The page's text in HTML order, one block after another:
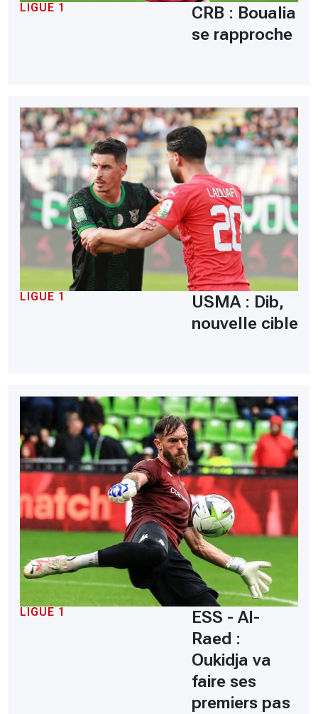
LIGUE 1
CRB : Boualia
se rapproche
LIGUE 1
USMA : Dib,
nouvelle cible
LIGUE 1
ESS - Al-
Raed :
Oukidja va
faire ses
premiers pas